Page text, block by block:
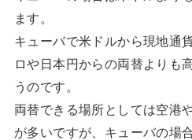
ます。
キューバで米ドルから現地通
ロや日本円からの両替よりも
うのです。
両替できる場所としては空港
が多いですが、キューバの場